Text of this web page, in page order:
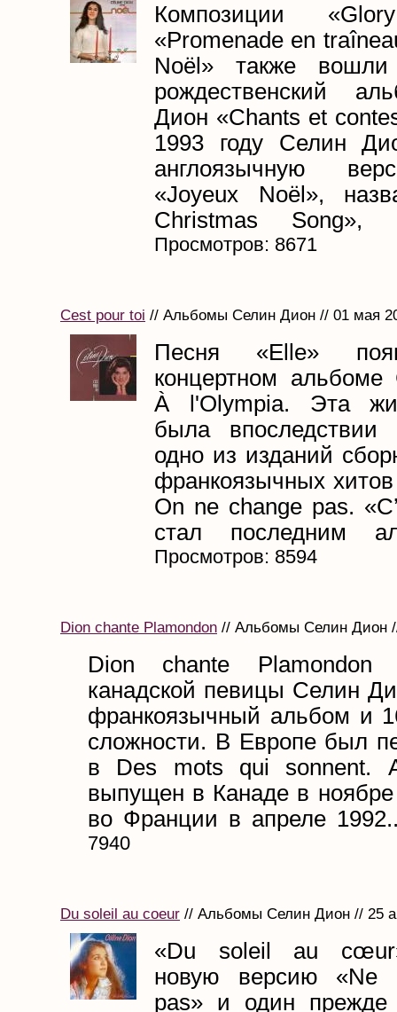
Композиции
«Promenade en
Noël» также
рождественский
Дион «Chants et
1993 году Селин
англоязычную
«Joyeux Noël»,
Christmas Song»,
Просмотров: 8671
Cest pour toi // Альбомы Селин Дион // 01 мая
Песня «Elle»
концертном
À l'Olympia. Эта
была впоследствии
одно из изданий
франкоязычных
On ne change pas.
стал последним
Просмотров: 8594
Dion chante Plamondon // Альбомы Селин Дион
Dion chante
канадской певицы Селин
франкоязычный альбом и
сложности. В Европе был
в Des mots qui sonnent.
выпущен в Канаде в ноябре
во Франции в апреле
7940
Du soleil au coeur // Альбомы Селин Дион // 25
«Du soleil au
новую версию «Ne
pas» и один прежде